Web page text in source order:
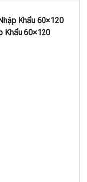
Khẩu 60×120
Khẩu 60×120